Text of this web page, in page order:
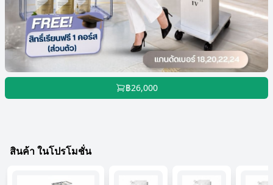
฿26,000
สินค้า ในโปรโมชั่น